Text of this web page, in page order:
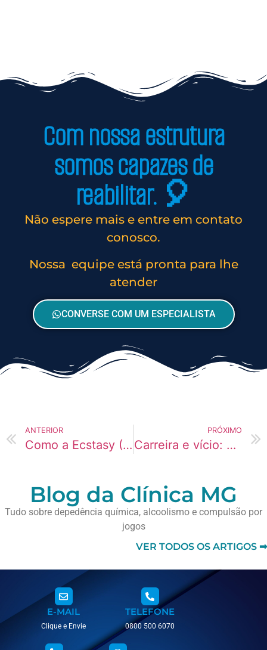
Com nossa estrutura
somos capazes de
reabilitar. 🎈
Não espere mais e entre em contato
conosco.
Nossa equipe está pronta para lhe
atender
CONVERSE COM UM ESPECIALISTA
ANTERIOR
Como a Ecstasy (Bala) afeta o sono e causa coma alcoólico
PRÓXIMO
Carreira e vício: como Redes Sociais destroi a vida de estudantes
Blog da Clínica MG
Tudo sobre depedência química, alcoolismo e compulsão por
jogos
VER TODOS OS ARTIGOS ➡
E-MAIL
Clique e Envie
TELEFONE
0800 500 6070